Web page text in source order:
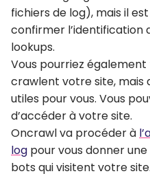
fichiers de log), mais il
confirmer l’identification
lookups.
Vous pourriez
crawlent votre site, mais
utiles pour vous. Vous
d’accéder à votre site.
Oncrawl va procéder à
log pour vous donner
bots qui visitent votre site.